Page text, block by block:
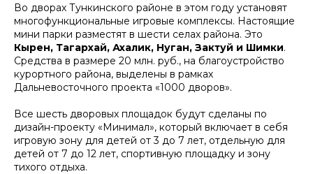
Во дворах Тункинского районе в этом году установят
многофункциональные игровые комплексы. Настоящие
мини парки разместят в шести селах района. Это
Кырен, Тагархай, Ахалик, Нуган, Зактуй и Шимки.
Средства в размере 20 млн. руб., на благоустройство
курортного района, выделены в рамках
Дальневосточного проекта «1000 дворов».
Все шесть дворовых площадок будут сделаны по
дизайн-проекту «Минимал», который включает в себя
игровую зону для детей от 3 до 7 лет, отдельную для
детей от 7 до 12 лет, спортивную площадку и зону
тихого отдыха.